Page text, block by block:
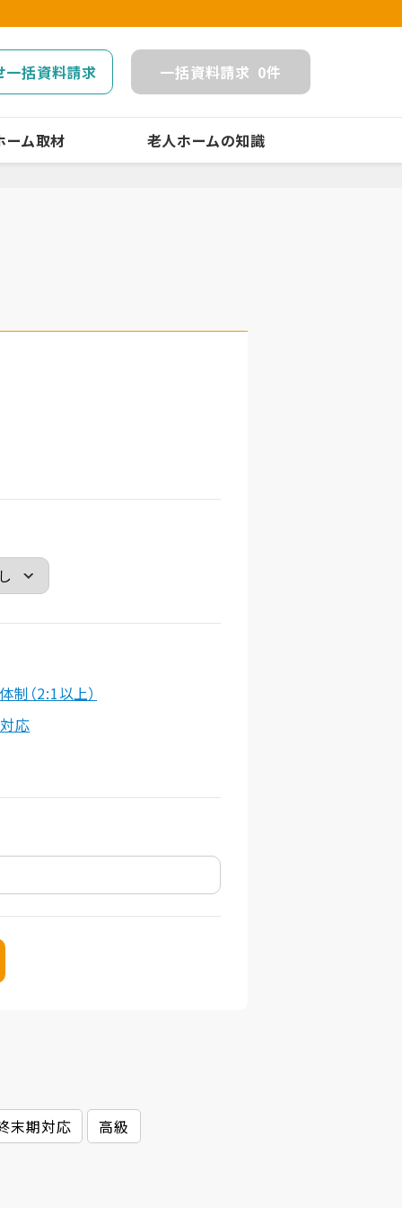
一括資料請求 一括資料請求 0件
ーム取材 老人ホームの知識
制（2:1以上）
応
末期対応 高級